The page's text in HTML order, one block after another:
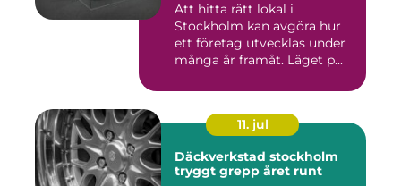
Att hitta rätt lokal i
Stockholm kan avgöra hur
ett företag utvecklas under
många år framåt. Läget p...
11. jul
Däckverkstad stockholm
tryggt grepp året runt